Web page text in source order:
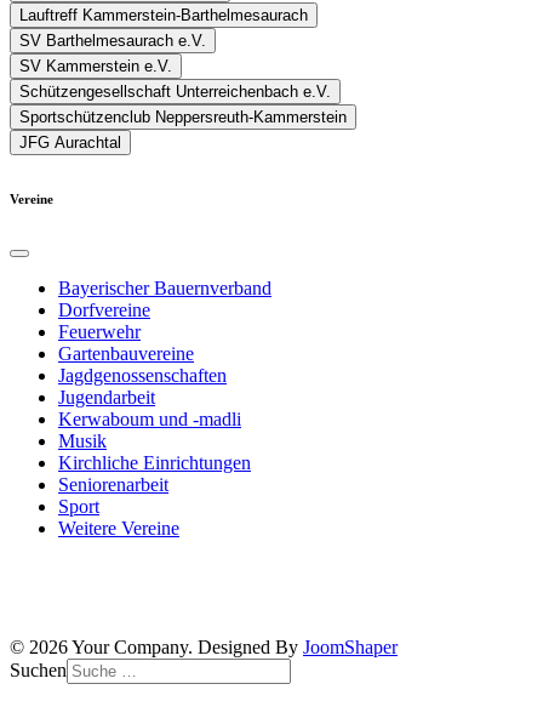
Lauftreff Kammerstein-Barthelmesaurach
SV Barthelmesaurach e.V.
SV Kammerstein e.V.
Schützengesellschaft Unterreichenbach e.V.
Sportschützenclub Neppersreuth-Kammerstein
JFG Aurachtal
Vereine
Bayerischer Bauernverband
Dorfvereine
Feuerwehr
Gartenbauvereine
Jagdgenossenschaften
Jugendarbeit
Kerwaboum und -madli
Musik
Kirchliche Einrichtungen
Seniorenarbeit
Sport
Weitere Vereine
© 2026 Your Company. Designed By JoomShaper
Suchen